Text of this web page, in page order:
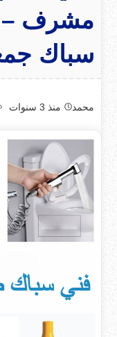
سباك
محمد منذ 3 سنوات